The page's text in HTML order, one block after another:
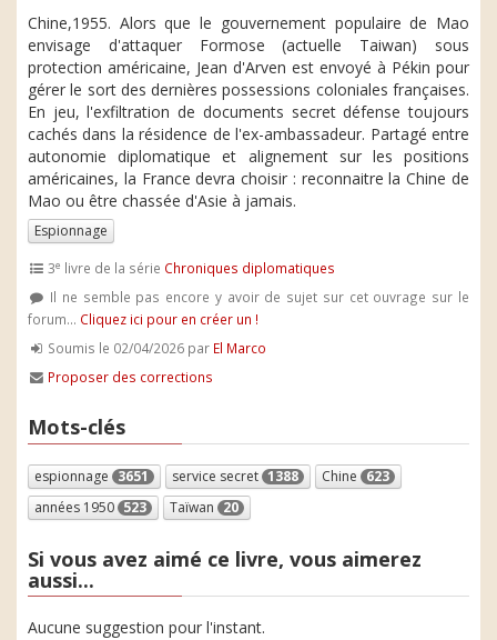
Chine,1955. Alors que le gouvernement populaire de Mao
envisage d'attaquer Formose (actuelle Taiwan) sous
protection américaine, Jean d'Arven est envoyé à Pékin pour
gérer le sort des dernières possessions coloniales françaises.
En jeu, l'exfiltration de documents secret défense toujours
cachés dans la résidence de l'ex-ambassadeur. Partagé entre
autonomie diplomatique et alignement sur les positions
américaines, la France devra choisir : reconnaitre la Chine de
Mao ou être chassée d'Asie à jamais.
Espionnage
3e livre de la série Chroniques diplomatiques
Il ne semble pas encore y avoir de sujet sur cet ouvrage sur le
forum... Cliquez ici pour en créer un !
Soumis le 02/04/2026 par El Marco
Proposer des corrections
Mots-clés
espionnage 3651 service secret 1388 Chine 623
années 1950 523 Taïwan 20
Si vous avez aimé ce livre, vous aimerez
aussi...
Aucune suggestion pour l'instant.